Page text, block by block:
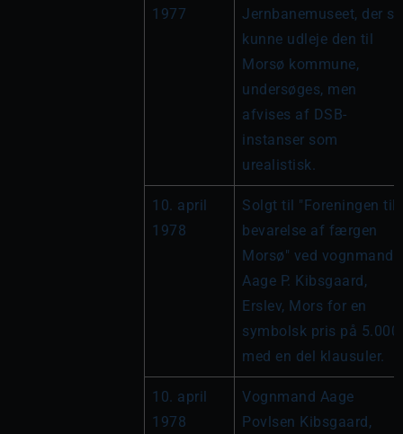
1977
Jernbanemuseet, der så
kunne udleje den til
Morsø kommune,
undersøges, men
afvises af DSB-
instanser som
urealistisk.
10. april
1978
Solgt til "Foreningen til
bevarelse af færgen
Morsø" ved vognmand
Aage P. Kibsgaard,
Erslev, Mors for en
symbolsk pris på
med en del klausuler.
10. april
1978
Vognmand Aage
Povlsen Kibsgaard,